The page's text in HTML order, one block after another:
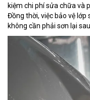
kiệm chi phí sửa chữa và
Đồng thời, việc bảo vệ lớp
không cần phải sơn lại